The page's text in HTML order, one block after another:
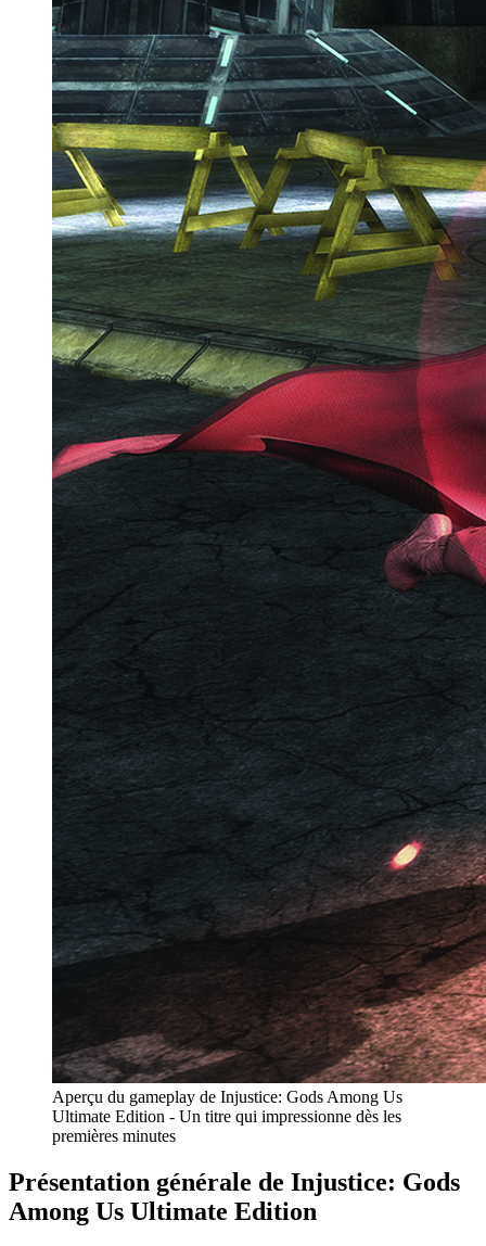
Aperçu du gameplay de Injustice: Gods Among Us
Ultimate Edition - Un titre qui impressionne dès les
premières minutes
Présentation générale de Injustice: Gods
Among Us Ultimate Edition